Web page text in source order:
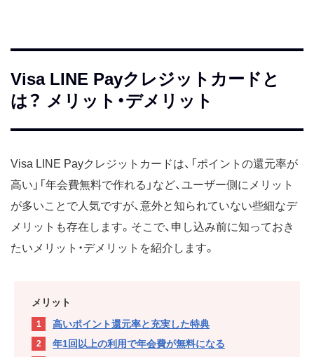
Visa LINE Payクレジットカードと
は？ メリット・デメリット
Visa LINE Payクレジットカードは、「ポイントの還元率が
高い」「年会費無料で作れる」など、ユーザー側にメリット
が多いことで人気ですが、意外と知られていない些細なデ
メリットも存在します。そこで、申し込み前に知っておき
たいメリット・デメリットを紹介します。
メリット
高いポイント還元率と充実した特典
年1回以上の利用で年会費が無料になる